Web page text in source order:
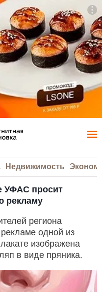
Недвижимость
УФАС просит
рекламу
региона
одной из
изображена
в виде пряника.